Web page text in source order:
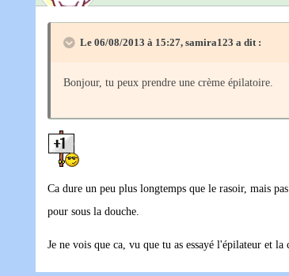
Le 06/08/2013 à 15:27, samira123 a dit :
Bonjour, tu peux prendre une crème épilatoire.
Ca dure un peu plus longtemps que le rasoir, mais
pour sous la douche.
Je ne vois que ca, vu que tu as essayé l'épilateur et la